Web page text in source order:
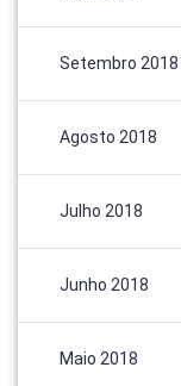
Setembro 2018
Agosto 2018
Julho 2018
Junho 2018
Maio 2018